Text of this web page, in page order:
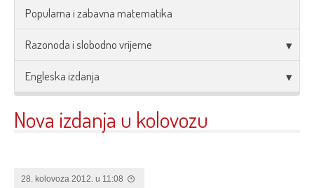
Popularna i zabavna matematika
Razonoda i slobodno vrijeme
Engleska izdanja
Nova izdanja u kolovozu
28. kolovoza 2012. u 11:08